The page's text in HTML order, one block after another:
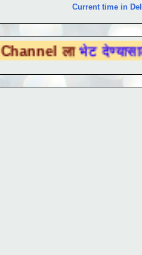
Current time in
भेट देण्यासाठी येथे क्लिक